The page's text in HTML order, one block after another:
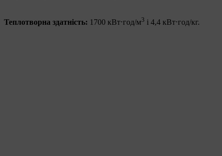
Теплотворна здатність: 1700 кВт⋅год/м3 і 4,4 кВт⋅год/кг.